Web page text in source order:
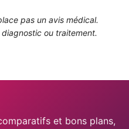
pas un avis médical.
ou traitement.
et bons plans,